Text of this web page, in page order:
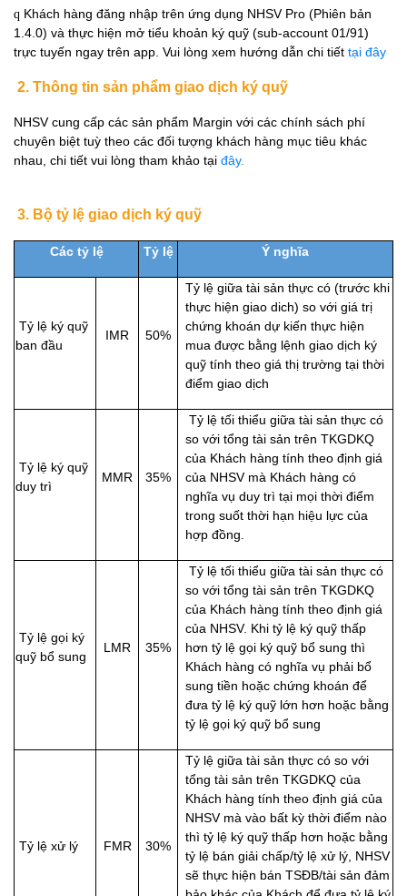
q Khách hàng đăng nhập trên ứng dụng NHSV Pro (Phiên bản
1.4.0) và thực hiện mở tiểu khoản ký quỹ (sub-account 01/91)
trực tuyến ngay trên app. Vui lòng xem hướng dẫn chi tiết tại đây
2. Thông tin sản phẩm giao dịch ký quỹ
NHSV cung cấp các sản phẩm Margin với các chính sách phí
chuyên biệt tuỳ theo các đối tượng khách hàng mục tiêu khác
nhau, chi tiết vui lòng tham khảo tại đây.
3. Bộ tỷ lệ giao dịch ký quỹ
Các tỷ lệ Tỷ lệ Ý nghĩa
Tỷ lệ ký quỹ
ban đầu
IMR 50%
Tỷ lệ giữa tài sản thực có (trước khi
thực hiện giao dich) so với giá trị
chứng khoán dự kiến thực hiện
mua được bằng lệnh giao dịch ký
quỹ tính theo giá thị trường tại thời
điểm giao dịch
Tỷ lệ ký quỹ
duy trì
MMR 35%
Tỷ lệ tối thiểu giữa tài sản thực có
so với tổng tài sản trên TKGDKQ
của Khách hàng tính theo định giá
của NHSV mà Khách hàng có
nghĩa vụ duy trì tại mọi thời điểm
trong suốt thời hạn hiệu lực của
hợp đồng.
Tỷ lệ gọi ký
quỹ bổ sung
LMR 35%
Tỷ lệ tối thiểu giữa tài sản thực có
so với tổng tài sản trên TKGDKQ
của Khách hàng tính theo định giá
của NHSV. Khi tỷ lệ ký quỹ thấp
hơn tỷ lệ gọi ký quỹ bổ sung thì
Khách hàng có nghĩa vụ phải bổ
sung tiền hoặc chứng khoán để
đưa tỷ lệ ký quỹ lớn hơn hoặc bằng
tỷ lệ gọi ký quỹ bổ sung
Tỷ lệ xử lý FMR 30%
Tỷ lệ giữa tài sản thực có so với
tổng tài sản trên TKGDKQ của
Khách hàng tính theo định giá của
NHSV mà vào bất kỳ thời điểm nào
thì tỷ lệ ký quỹ thấp hơn hoặc bằng
tỷ lệ bán giải chấp/tỷ lệ xử lý, NHSV
sẽ thực hiện bán TSĐB/tài sản đảm